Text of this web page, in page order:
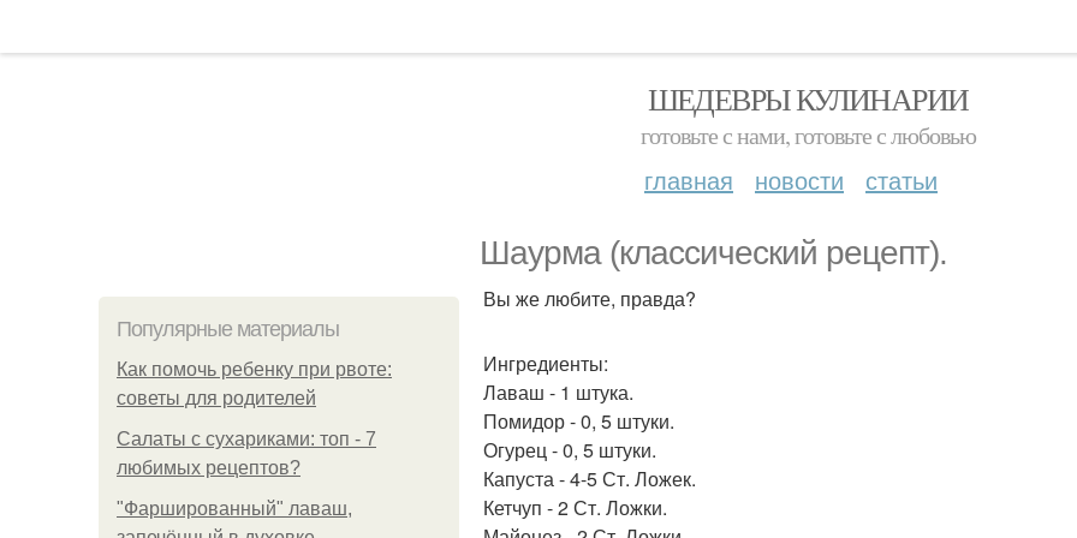
ШЕДЕВРЫ КУЛИНАРИИ
готовьте с нами, готовьте с любовью
главная новости статьи
Шаурма (классический рецепт).
Популярные материалы
Как помочь ребенку при рвоте:
советы для родителей
Салаты с сухариками: топ - 7
любимых рецептов?
"Фаршированный" лаваш,
Вы же любите, правда?
Ингредиенты:
Лаваш - 1 штука.
Помидор - 0, 5 штуки.
Огурец - 0, 5 штуки.
Капуста - 4-5 Ст. Ложек.
Кетчуп - 2 Ст. Ложки.